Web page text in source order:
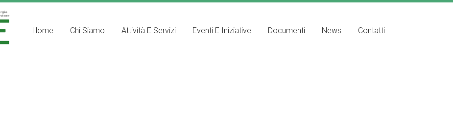
Home Chi Siamo Attività E Servizi Eventi E Iniziative Documenti News Contatti